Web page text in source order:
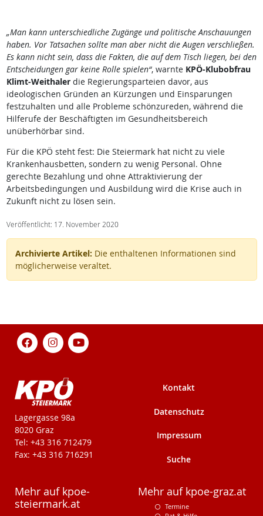
„Man kann unterschiedliche Zugänge und politische Anschauungen
haben. Vor Tatsachen sollte man aber nicht die Augen verschließen.
Es kann nicht sein, dass die Fakten, die auf dem Tisch liegen, bei den
Entscheidungen gar keine Rolle spielen“, warnte KPÖ-Klubobfrau
Klimt-Weithalerdie Regierungsparteien davor, aus
ideologischen Gründen an Kürzungen und Einsparungen
festzuhalten und alle Probleme schönzureden, während die
Hilferufe der Beschäftigten im Gesundheitsbereich
unüberhörbar sind.
Für die KPÖ steht fest: Die Steiermark hat nicht zu viele
Krankenhausbetten, sondern zu wenig Personal. Ohne
gerechte Bezahlung und ohne Attraktivierung der
Arbeitsbedingungen und Ausbildung wird die Krise auch in
Zukunft nicht zu lösen sein.
Veröffentlicht: 17. November 2020
Archivierte Artikel: Die enthaltenen Informationen sind
möglicherweise veraltet.
KPÖ-Steiermark
Lagergasse 98a
8020 Graz
Tel: +43 316 712479
Fax: +43 316 716291
Kontakt
Datenschutz
Impressum
Suche
Mehr auf kpoe-
steiermark.at
Mehr auf kpoe-graz.at
Termine